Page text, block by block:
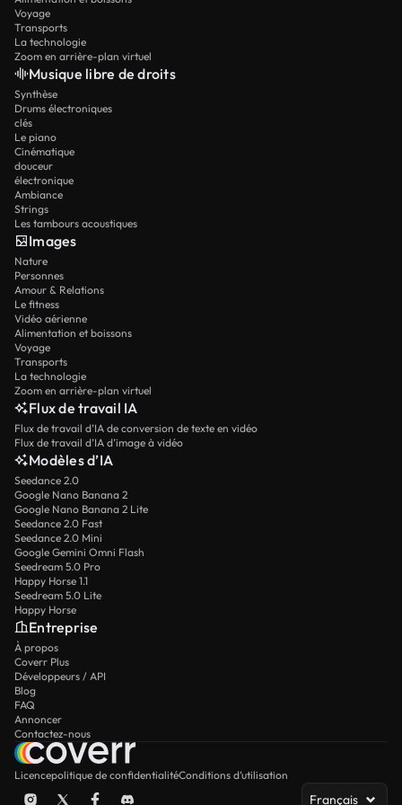
Voyage
Transports
La technologie
Zoom en arrière-plan virtuel
Musique libre de droits
Synthèse
Drums électroniques
clés
Le piano
Cinématique
douceur
électronique
Ambiance
Strings
Les tambours acoustiques
Images
Nature
Personnes
Amour & Relations
Le fitness
Vidéo aérienne
Alimentation et boissons
Voyage
Transports
La technologie
Zoom en arrière-plan virtuel
Flux de travail IA
Flux de travail d’IA de conversion de texte en vidéo
Flux de travail d’IA d’image à vidéo
Modèles d’IA
Seedance 2.0
Google Nano Banana 2
Google Nano Banana 2 Lite
Seedance 2.0 Fast
Seedance 2.0 Mini
Google Gemini Omni Flash
Seedream 5.0 Pro
Happy Horse 1.1
Seedream 5.0 Lite
Happy Horse
Entreprise
À propos
Coverr Plus
Développeurs / API
Blog
FAQ
Annoncer
Contactez-nous
Licencepolitique de confidentialitéConditions d’utilisation
Français